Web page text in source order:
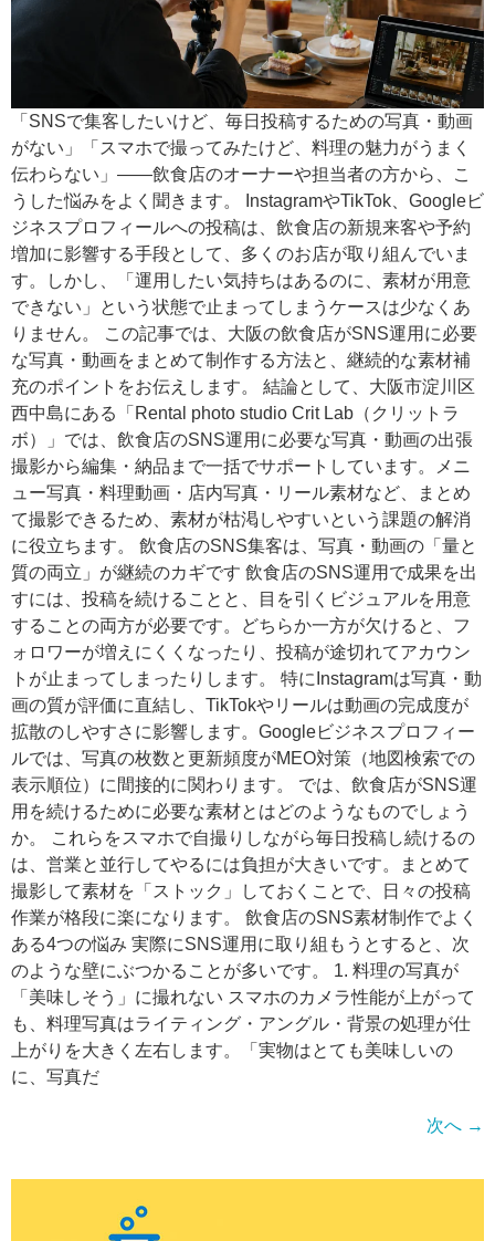
「SNSで集客したいけど、毎日投稿するための写真・動画
がない」「スマホで撮ってみたけど、料理の魅力がうまく
伝わらない」——飲食店のオーナーや担当者の方から、こ
うした悩みをよく聞きます。 InstagramやTikTok、Googleビ
ジネスプロフィールへの投稿は、飲食店の新規来客や予約
増加に影響する手段として、多くのお店が取り組んでいま
す。しかし、「運用したい気持ちはあるのに、素材が用意
できない」という状態で止まってしまうケースは少なくあ
りません。 この記事では、大阪の飲食店がSNS運用に必要
な写真・動画をまとめて制作する方法と、継続的な素材補
充のポイントをお伝えします。 結論として、大阪市淀川区
西中島にある「Rental photo studio Crit Lab（クリットラ
ボ）」では、飲食店のSNS運用に必要な写真・動画の出張
撮影から編集・納品まで一括でサポートしています。メニ
ュー写真・料理動画・店内写真・リール素材など、まとめ
て撮影できるため、素材が枯渇しやすいという課題の解消
に役立ちます。 飲食店のSNS集客は、写真・動画の「量と
質の両立」が継続のカギです 飲食店のSNS運用で成果を出
すには、投稿を続けることと、目を引くビジュアルを用意
することの両方が必要です。どちらか一方が欠けると、フ
ォロワーが増えにくくなったり、投稿が途切れてアカウン
トが止まってしまったりします。 特にInstagramは写真・動
画の質が評価に直結し、TikTokやリールは動画の完成度が
拡散のしやすさに影響します。Googleビジネスプロフィー
ルでは、写真の枚数と更新頻度がMEO対策（地図検索での
表示順位）に間接的に関わります。 では、飲食店がSNS運
用を続けるために必要な素材とはどのようなものでしょう
か。 これらをスマホで自撮りしながら毎日投稿し続けるの
は、営業と並行してやるには負担が大きいです。まとめて
撮影して素材を「ストック」しておくことで、日々の投稿
作業が格段に楽になります。 飲食店のSNS素材制作でよく
ある4つの悩み 実際にSNS運用に取り組もうとすると、次
のような壁にぶつかることが多いです。 1. 料理の写真が
「美味しそう」に撮れない スマホのカメラ性能が上がって
も、料理写真はライティング・アングル・背景の処理が仕
上がりを大きく左右します。「実物はとても美味しいの
に、写真だ
次へ →